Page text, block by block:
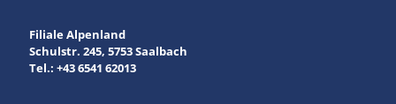
Filiale Alpenland
Schulstr. 245, 5753 Saalbach
Tel.: +43 6541 62013